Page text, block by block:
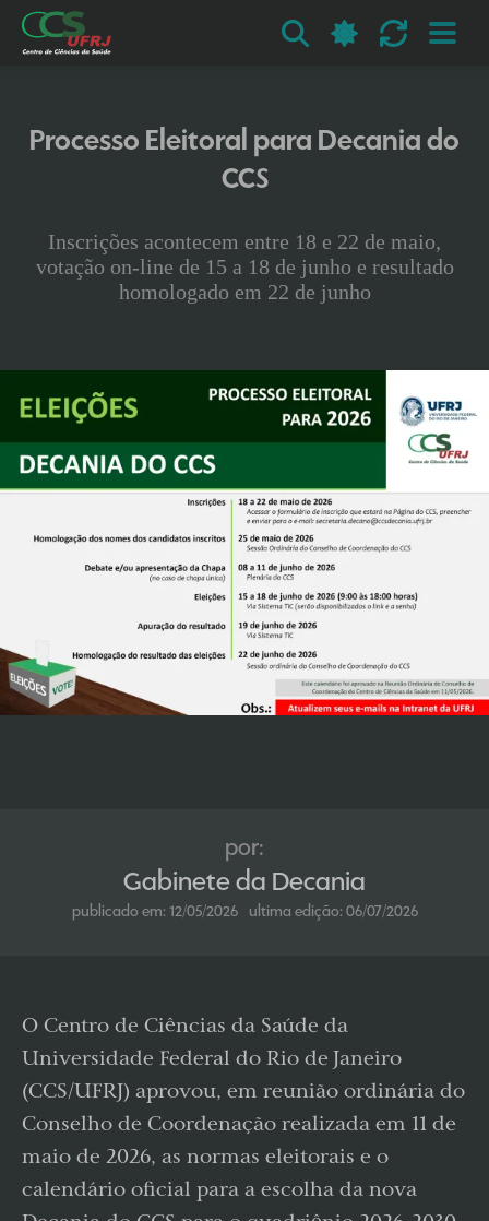
Processo Eleitoral para Decania do
CCS
Inscrições acontecem entre 18 e 22 de maio,
votação on-line de 15 a 18 de junho e resultado
homologado em 22 de junho
por:
Gabinete da Decania
publicado em: 12/05/2026 ultima edição: 06/07/2026
O Centro de Ciências da Saúde da
Universidade Federal do Rio de Janeiro
(CCS/UFRJ) aprovou, em reunião ordinária do
Conselho de Coordenação realizada em 11 de
maio de 2026, as normas eleitorais e o
calendário oficial para a escolha da nova